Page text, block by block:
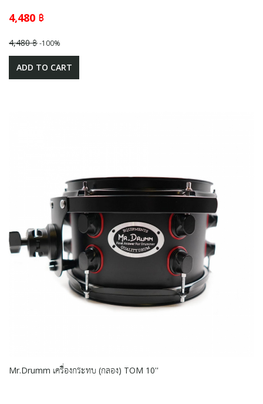
4,480 ฿
4,480 ฿-100%
ADD TO CART
Mr.Drumm เครื่องกระทบ (กลอง) TOM 10''